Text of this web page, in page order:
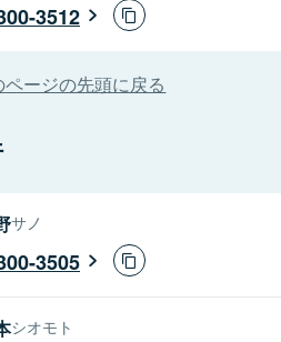
3512
ページの先頭に戻る
サノ
3505
シオモト